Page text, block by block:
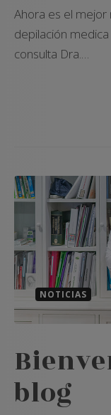
Ahora es el
depilación
consulta Dra.…
NOTICIAS
blog